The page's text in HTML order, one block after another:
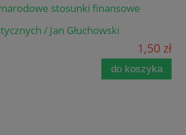
stosunki finansowe
/ Jan Głuchowski
1,50 zł
do koszyka